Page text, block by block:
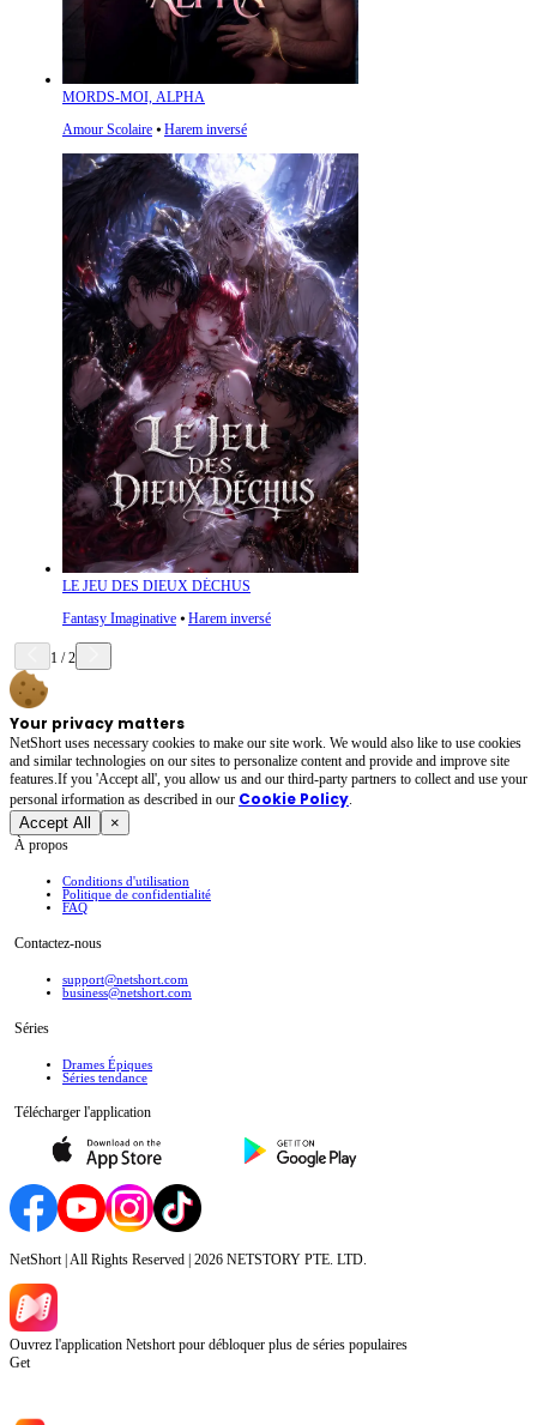
MORDS-MOI, ALPHA
Amour Scolaire ⦁ Harem inversé
LE JEU DES DIEUX DÉCHUS
Fantasy Imaginative ⦁ Harem inversé
1 /2
Your privacy matters
NetShort uses necessary cookies to make our site work. We would also like to use cookies
and similar technologies on our sites to personalize content and provide and improve site
features.If you 'Accept all', you allow us and our third-party partners to collect and use your
personal irformation as described in our Cookie Policy.
Accept All ×
À propos
Conditions d'utilisation
Politique de confidentialité
FAQ
Contactez-nous
support@netshort.com
business@netshort.com
Séries
Drames Épiques
Séries tendance
Télécharger l'application
NetShort | All Rights Reserved | 2026 NETSTORY PTE. LTD.
Ouvrez l'application Netshort pour débloquer plus de séries populaires
Get